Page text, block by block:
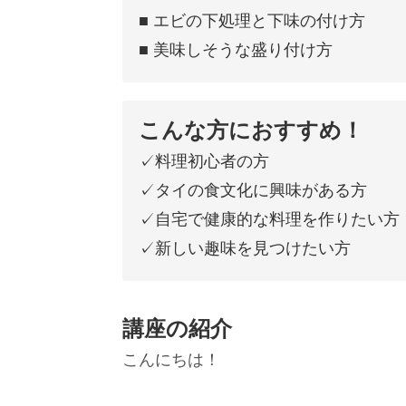
■ エビの下処理と下味の付け方
■ 美味しそうな盛り付け方
こんな方におすすめ！
✓料理初心者の方
✓タイの食文化に興味がある方
✓自宅で健康的な料理を作りたい方
✓新しい趣味を見つけたい方
講座の紹介
こんにちは！